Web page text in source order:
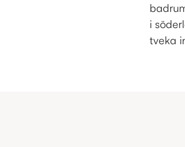
i
tveka